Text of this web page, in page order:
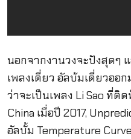
นอกจากงานวงจะปังสุดๆ
เพลงเดี่ยว อัลบ้มเดี่ยวออ
ว่าจะเป็นเพลง Li Sao ที่ติ
China เมื่อปี 2017,
อัลบั้ม Temperature